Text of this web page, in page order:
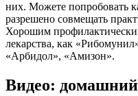
них. Можете попробовать
разрешено совмещать
Хорошим
лекарства, как
«Арбидол», «Амизон».
Видео: домашний